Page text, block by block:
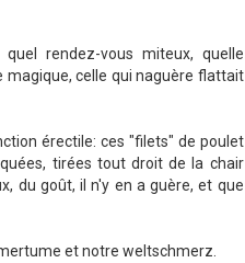
rendez-vous miteux, quelle
magique, celle qui naguère flattait
érectile: ces "filets" de poulet
tirées tout droit de la chair
du goût, il n'y en a guère, et que
et notre weltschmerz.